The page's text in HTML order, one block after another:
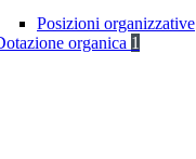
Posizioni organizzative
organica 1